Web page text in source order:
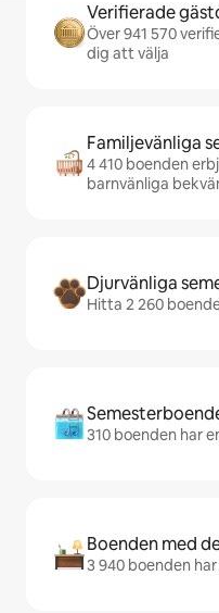
Verifierade
Över 941 570
dig att välja
Familjevänliga
4 410 boenden
barnvänliga
Djurvänliga
Hitta 2 260
310 boenden har
Boenden med
3 940 boenden